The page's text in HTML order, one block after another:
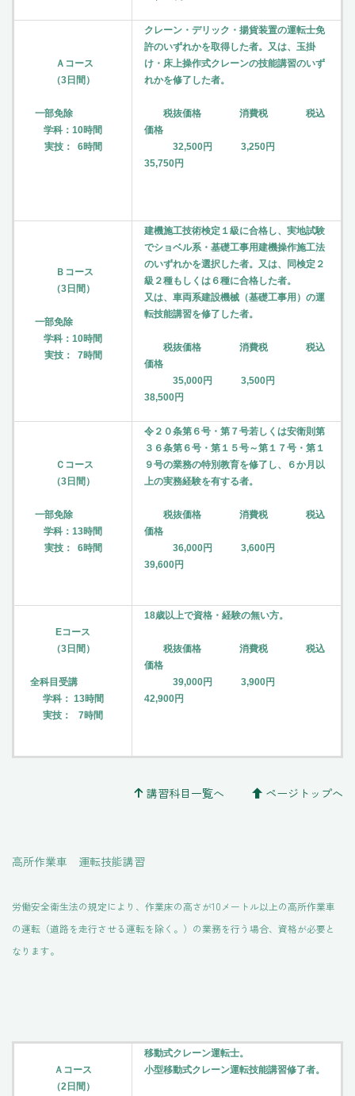
Ａコース
（3日間）
一部免除
学科：10時間
実技： 6時間
クレーン・デリック・揚貨装置の運転士免
許のいずれかを取得した者。又は、玉掛
け・床上操作式クレーンの技能講習のいず
れかを修了した者。
税抜価格 消費税 税込
価格
32,500円 3,250円
35,750円
Ｂコース
（3日間）
一部免除
学科：10時間
実技： 7時間
建機施工技術検定１級に合格し、実地試験
でショベル系・基礎工事用建機操作施工法
のいずれかを選択した者。又は、同検定２
級２種もしくは６種に合格した者。
又は、車両系建設機械（基礎工事用）の運
転技能講習を修了した者。
税抜価格 消費税 税込
価格
35,000円 3,500円
38,500円
Ｃコース
（3日間）
一部免除
学科：13時間
実技： 6時間
令２０条第６号・第７号若しくは安衛則第
３６条第６号・第１５号～第１７号・第１
９号の業務の特別教育を修了し、６か月以
上の実務経験を有する者。
税抜価格 消費税 税込
価格
36,000円 3,600円
39,600円
Eコース
（3日間）
全科目受講
学科： 13時間
実技： 7時間
18歳以上で資格・経験の無い方。
税抜価格 消費税 税込
価格
39,000円 3,900円
42,900円
講習科目一覧へ ページトップへ
高所作業車 運転技能講習
労働安全衛生法の規定により、作業床の高さが10メートル以上の高所作業車
の運転（道路を走行させる運転を除く。）の業務を行う場合、資格が必要と
なります。
Ａコース
（2日間）
移動式クレーン運転士。
小型移動式クレーン運転技能講習修了者。